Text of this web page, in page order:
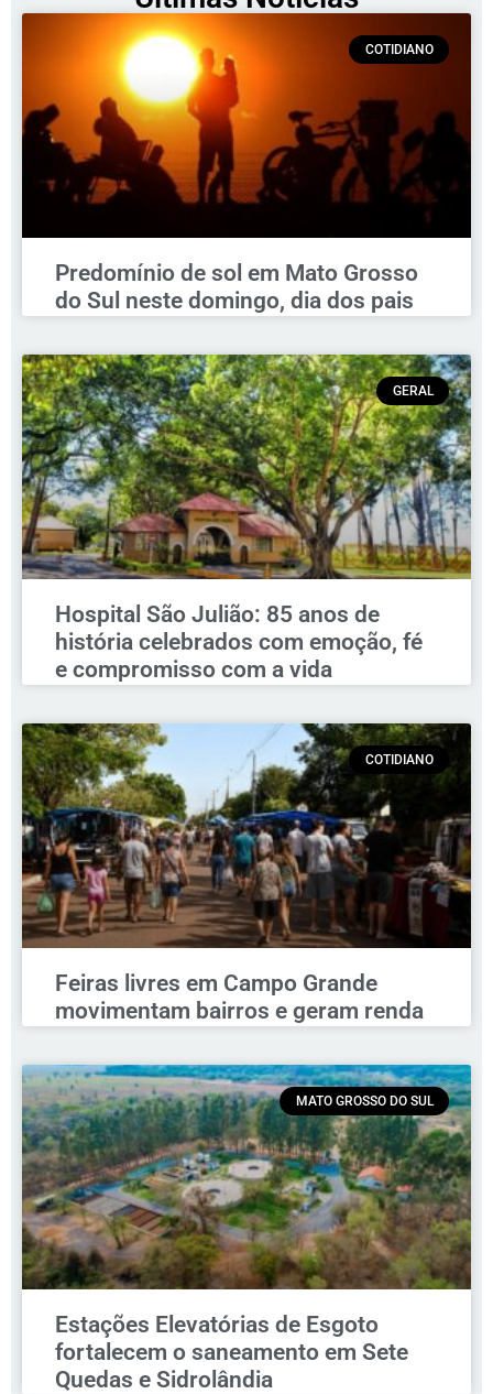
COTIDIANO
Predomínio de sol em Mato Grosso
do Sul neste domingo, dia dos pais
GERAL
Hospital São Julião: 85 anos de
história celebrados com emoção, fé
e compromisso com a vida
COTIDIANO
Feiras livres em Campo Grande
movimentam bairros e geram renda
MATO GROSSO DO SUL
Estações Elevatórias de Esgoto
fortalecem o saneamento em Sete
Quedas e Sidrolândia